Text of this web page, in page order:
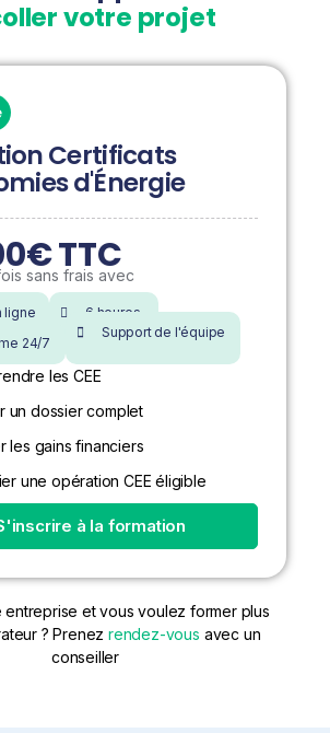
votre projet
Certificats
d'Énergie
TTC
sans frais avec
ligne
6 heures
24/7
Support de l'équipe
les CEE
un dossier complet
les gains financiers
une opération CEE éligible
à la formation
entreprise et vous voulez former plus
? Prenezrendez-vous avec un
conseiller